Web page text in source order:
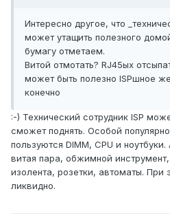
Интересно другое, что
может утащить полезного
бумагу отметаем.
Витой отмотать? RJ45ых
может быть полезно ISPшное
конечно
:-) Технический сотрудник ISP
сможет поднять. Особой
пользуются DIMM, CPU и
витая пара, обжимной
изолента, розетки, автоматы. При
ликвидно.